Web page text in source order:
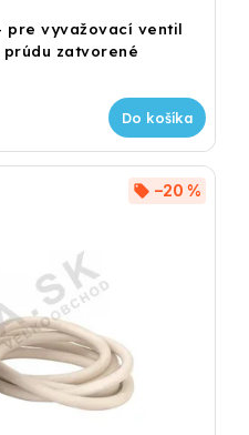
pre vyvažovací ventil
prúdu zatvorené
Do košíka
–20 %